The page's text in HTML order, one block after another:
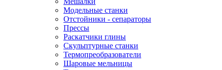
Модельные станки
Отстойники - сепараторы
Прессы
Раскатчики глины
Скульптурные станки
Термопреобразователи
Шаровые мельницы